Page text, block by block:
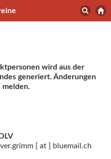
wird aus der
generiert. Änderungen
melden.
[ at ] bluemail.ch